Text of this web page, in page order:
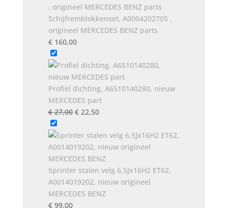
€ 41,00.€ 35,00.
Schijfremblokkenset, A0004202705 ,
origineel MERCEDES BENZ parts
€160,00
Profiel dichting, A6510140280, nieuw
MERCEDES part
€27,00 Oorspronkelijke
was:
€ 27,00.
€22,50Huidige
is:
€ 22,50.
Sprinter stalen velg 6,5Jx16H2 ET62,
A0014019202, nieuw origineel
MERCEDES BENZ
€99,00